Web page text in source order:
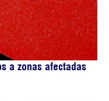
a zonas afectadas